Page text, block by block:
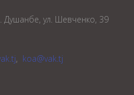
Душанбе, ул. Шевченко, 39
, koa@vak.tj